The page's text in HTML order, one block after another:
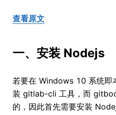
查看原文
一、安装 Nodejs
若要在 Windows 10 系统
装 gitlab-cli 工具，而
的，因此首先需要安装